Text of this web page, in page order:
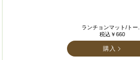
ランチョンマット/トー...
税込￥660
購入